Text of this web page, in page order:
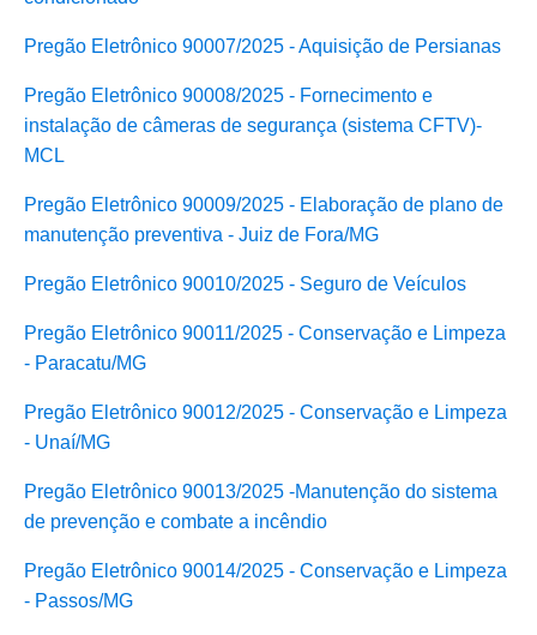
Pregão Eletrônico 90007/2025 - Aquisição de Persianas
Pregão Eletrônico 90008/2025 - Fornecimento e
instalação de câmeras de segurança (sistema CFTV)-
MCL
Pregão Eletrônico 90009/2025 - Elaboração de plano de
manutenção preventiva - Juiz de Fora/MG
Pregão Eletrônico 90010/2025 - Seguro de Veículos
Pregão Eletrônico 90011/2025 - Conservação e Limpeza
- Paracatu/MG
Pregão Eletrônico 90012/2025 - Conservação e Limpeza
- Unaí/MG
Pregão Eletrônico 90013/2025 -Manutenção do sistema
de prevenção e combate a incêndio
Pregão Eletrônico 90014/2025 - Conservação e Limpeza
- Passos/MG